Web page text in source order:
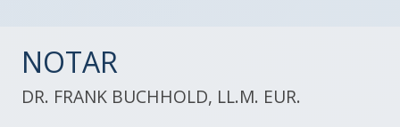
NOTAR
NOTAR
DR. FRANK BUCHHOLD, LL.M. EUR.